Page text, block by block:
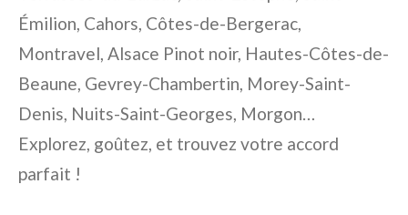
Émilion, Cahors, Côtes-de-Bergerac,
Montravel, Alsace Pinot noir, Hautes-Côtes-de-
Beaune, Gevrey-Chambertin, Morey-Saint-
Denis, Nuits-Saint-Georges, Morgon…
Explorez, goûtez, et trouvez votre accord
parfait !